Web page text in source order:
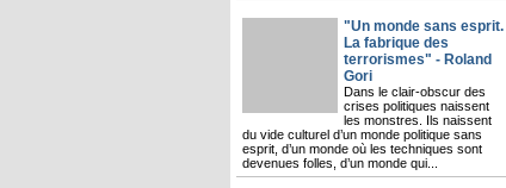
"Un monde sans esprit.
La fabrique des
terrorismes" - Roland
Gori
Dans le clair-obscur des
crises politiques naissent
les monstres. Ils naissent
du vide culturel d’un monde politique sans
esprit, d’un monde où les techniques sont
devenues folles, d’un monde qui...